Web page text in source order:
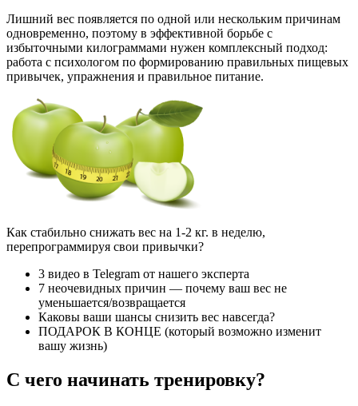
Лишний вес появляется по одной или нескольким причинам
одновременно, поэтому в эффективной борьбе с
избыточными килограммами нужен комплексный подход:
работа с психологом по формированию правильных пищевых
привычек, упражнения и правильное питание.
Как стабильно снижать вес на 1-2 кг. в неделю,
перепрограммируя свои привычки?
3 видео в Telegram от нашего эксперта
7 неочевидных причин — почему ваш вес не
уменьшается/возвращается
Каковы ваши шансы снизить вес навсегда?
ПОДАРОК В КОНЦЕ (который возможно изменит
вашу жизнь)
С чего начинать тренировку?